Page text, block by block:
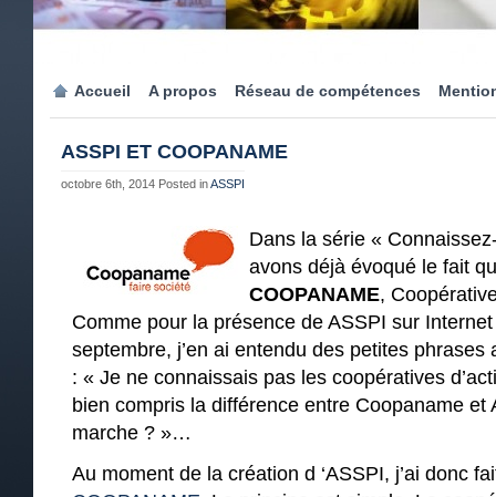
Accueil A propos Réseau de compétences
ASSPI ET COOPANAME
octobre 6th, 2014 Posted inASSPI
Dans la série «
avons déjà évoqué le fait
COOPANAME,
Comme pour la présence de ASSPI sur
septembre, j’en ai entendu des petites
: « Je ne connaissais pas les coopératives
bien compris la différence entre Coopaname et
marche ? »…
Au moment de la création d ‘ASSPI, j’ai donc